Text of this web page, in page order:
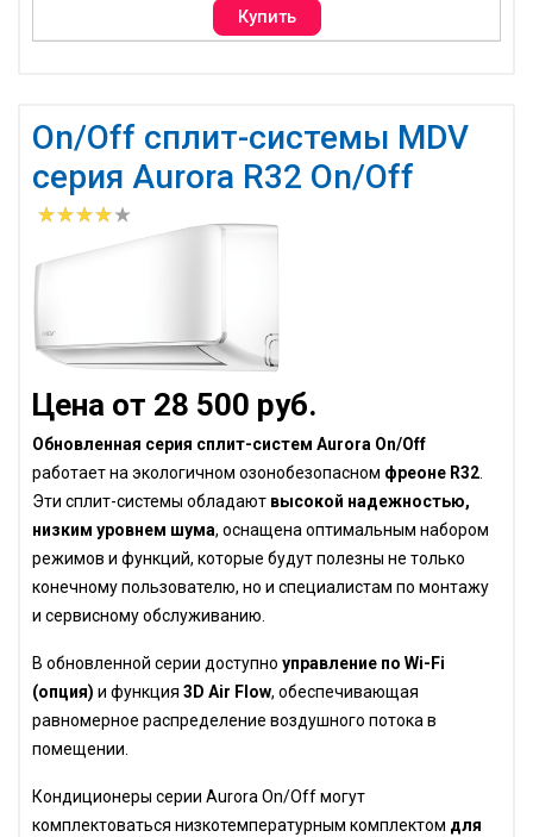
On/Off сплит-системы MDV
серия Aurora R32 On/Off
Цена от 28 500 руб.
Обновленная серия сплит-систем Aurora On/Off
работает на экологичном озонобезопасном фреоне R32.
Эти сплит-системы обладают высокой надежностью,
низким уровнем шума, оснащена оптимальным набором
режимов и функций, которые будут полезны не только
конечному пользователю, но и специалистам по монтажу
и сервисному обслуживанию.
В обновленной серии доступно управление по Wi-Fi
(опция) и функция 3D Air Flow, обеспечивающая
равномерное распределение воздушного потока в
помещении.
Кондиционеры серии Aurora On/Off могут
комплектоваться низкотемпературным комплектом для